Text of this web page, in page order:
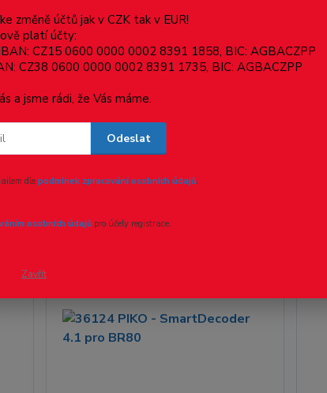
změně účtů jak v CZK tak v EUR!
platí účty:
CZ15 0600 0000 0002 8391 1858, BIC: AGBACZPP
CZ38 0600 0000 0002 8391 1735, BIC: AGBACZPP
a jsme rádi, že Vás máme.
Odeslat
dlepodmínek zpracování osobních údajů.
osobních údajůpro účely registrace.
Zavřít